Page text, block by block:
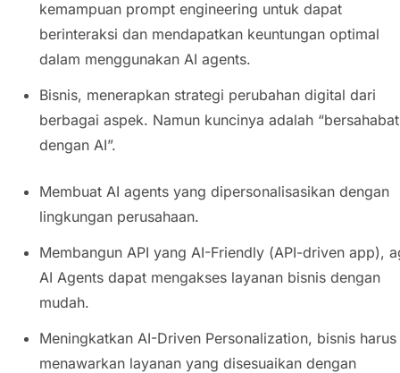
kemampuan prompt engineering untuk dapat
berinteraksi dan mendapatkan keuntungan optimal
dalam menggunakan AI agents.
Bisnis, menerapkan strategi perubahan digital dari
berbagai aspek. Namun kuncinya adalah “bersahabat
dengan AI”.
Membuat AI agents yang dipersonalisasikan dengan
lingkungan perusahaan.
Membangun API yang AI-Friendly (API-driven app),
AI Agents dapat mengakses layanan bisnis dengan
mudah.
Meningkatkan AI-Driven Personalization, bisnis harus
menawarkan layanan yang disesuaikan dengan